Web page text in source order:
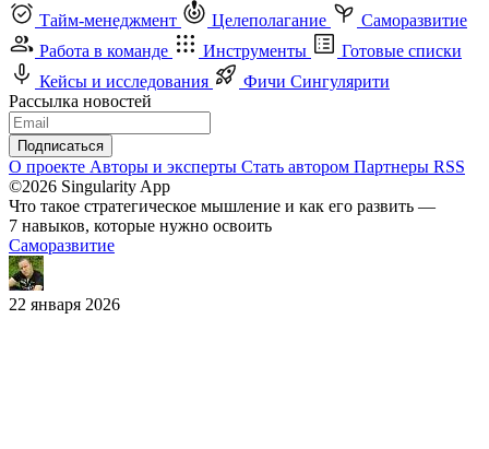
Тайм-менеджмент
Целеполагание
Саморазвитие
Работа в команде
Инструменты
Готовые списки
Кейсы и исследования
Фичи Сингулярити
Рассылка новостей
Подписаться
О проекте Авторы и эксперты Стать автором Партнеры RSS
©2026 Singularity App
Что такое стратегическое мышление и как его развить —
7 навыков, которые нужно освоить
Саморазвитие
22 января 2026